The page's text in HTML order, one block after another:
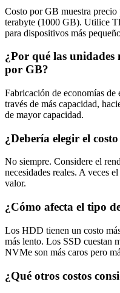
Costo por GB muestra
terabyte (1000 GB). Utilice
para dispositivos más
¿Por qué las unidades
por GB?
Fabricación de economías de
través de más capacidad,
de mayor capacidad.
¿Debería elegir el
No siempre. Considere el
necesidades reales. A veces
valor.
¿Cómo afecta el tipo
Los HDD tienen un costo
más lento. Los SSD cuestan
NVMe son más caros pero
¿Qué otros costos